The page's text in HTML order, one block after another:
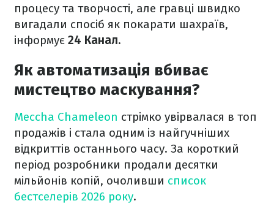
процесу та творчості, але гравці швидко
вигадали спосіб як покарати шахраїв,
інформує 24 Канал.
Як автоматизація вбиває
мистецтво маскування?
Meccha Chameleon стрімко увірвалася в топ
продажів і стала одним із найгучніших
відкриттів останнього часу. За короткий
період розробники продали десятки
мільйонів копій, очоливши список
бестселерів 2026 року.